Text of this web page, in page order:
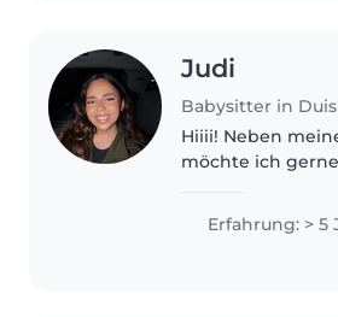
Judi
Babysitter in
Hiiii! Neben
möchte ich
sehr gut mit
umgehen kann
Erfahrung in
Erfahrung: > 5